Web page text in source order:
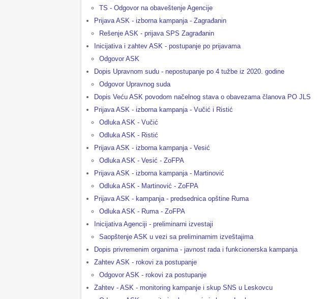
TS - Odgovor na obaveštenje Agencije
Prijava ASK - izborna kampanja - Zagrađanin
Rešenje ASK - prijava SPS Zagrađanin
Inicijativa i zahtev ASK - postupanje po prijavama
Odgovor ASK
Dopis Upravnom sudu - nepostupanje po 4 tužbe iz 2020. godine
Odgovor Upravnog suda
Dopis Veću ASK povodom načelnog stava o obavezama članova PO JLS
Prijava ASK - izborna kampanja - Vučić i Ristić
Odluka ASK - Vučić
Odluka ASK - Ristić
Prijava ASK - izborna kampanja - Vesić
Odluka ASK - Vesić - ZoFPA
Prijava ASK - izborna kampanja - Martinović
Odluka ASK - Martinović - ZoFPA
Prijava ASK - kampanja - predsednica opštine Ruma
Odluka ASK - Ruma - ZoFPA
Inicijativa Agenciji - preliminarni izvestaji
Saopštenje ASK u vezi sa preliminarnim izveštajima
Dopis privremenim organima - javnost rada i funkcionerska kampanja
Zahtev ASK - rokovi za postupanje
Odgovor ASK - rokovi za postupanje
Zahtev - ASK - monitoring kampanje i skup SNS u Leskovcu